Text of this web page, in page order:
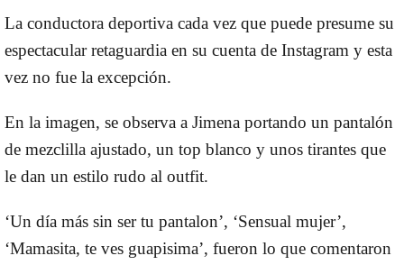
La conductora deportiva cada vez que puede presume su
espectacular retaguardia en su cuenta de Instagram y esta
vez no fue la excepción.
En la imagen, se observa a Jimena portando un pantalón
de mezclilla ajustado, un top blanco y unos tirantes que
le dan un estilo rudo al outfit.
‘Un día más sin ser tu pantalon’, ‘Sensual mujer’,
‘Mamasita, te ves guapisima’, fueron lo que comentaron